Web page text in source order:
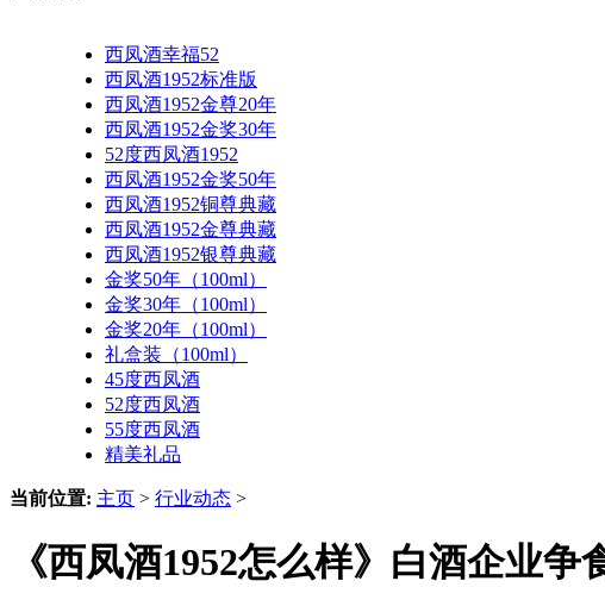
西凤酒幸福52
西凤酒1952标准版
西凤酒1952金尊20年
西凤酒1952金奖30年
52度西凤酒1952
西凤酒1952金奖50年
西凤酒1952铜尊典藏
西凤酒1952金尊典藏
西凤酒1952银尊典藏
金奖50年（100ml）
金奖30年（100ml）
金奖20年（100ml）
礼盒装（100ml）
45度西凤酒
52度西凤酒
55度西凤酒
精美礼品
当前位置: 主页 > 行业动态 >
《西凤酒1952怎么样》白酒企业